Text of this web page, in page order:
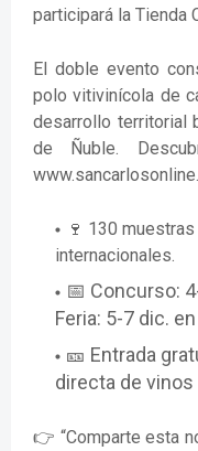
participará la Tienda
El doble evento
polo vitivinícola de
desarrollo territorial
de Ñuble.
🍷 130
internacionales.
📅 Concurso:
Feria: 5-7 dic.
🎫 Entrada
directa de vinos
👉 “Comparte esta